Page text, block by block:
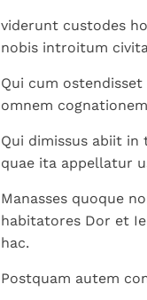
viderunt custodes
nobis introitum
Qui cum
omnem
Qui dimissus abiit
quae ita appellatur
Manasses quoque
habitatores Dor et
hac.
Postquam autem